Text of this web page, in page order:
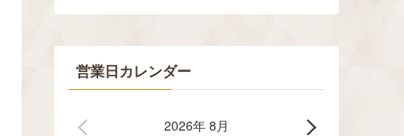
営業日カレンダー
2026年 8月